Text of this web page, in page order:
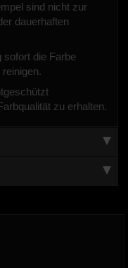
sind nicht zur
dauerhaften
sofort die Farbe
zu erhalten.